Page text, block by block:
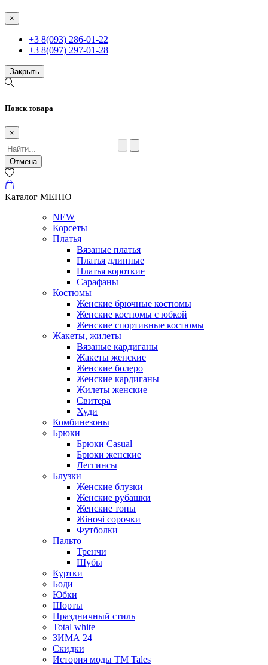
×
+3 8(093) 286-01-22
+3 8(097) 297-01-28
Закрыть
Поиск товара
×
Отмена
Каталог МЕНЮ
NEW
Корсеты
Платья
Вязаные платья
Платья длинные
Платья короткие
Сарафаны
Костюмы
Женские брючные костюмы
Женские костюмы с юбкой
Женские спортивные костюмы
Жакеты, жилеты
Вязаные кардиганы
Жакеты женские
Женские болеро
Женские кардиганы
Жилеты женские
Свитера
Худи
Комбинезоны
Брюки
Брюки Casual
Брюки женские
Леггинсы
Блузки
Женские блузки
Женские рубашки
Женские топы
Жіночі сорочки
Футболки
Пальто
Тренчи
Шубы
Куртки
Боди
Юбки
Шорты
Праздничный стиль
Total white
ЗИМА 24
Скидки
История моды ТМ Tales